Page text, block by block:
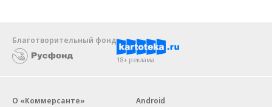
Благотворительный фонд
18+ реклама
О «Коммерсанте»
Android